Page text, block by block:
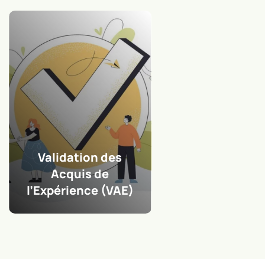
Validation des
Acquis de
l’Expérience (VAE)